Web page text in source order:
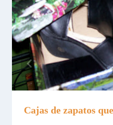
Cajas de zapatos